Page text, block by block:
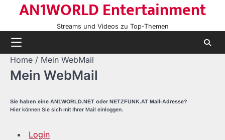
content
AN1WORLD Entertainment
Streams und Videos zu Top-Themen
Home Mein WebMail
Mein WebMail
Sie haben eine AN1WORLD.NET oder NETZFUNK.AT Mail-Adresse?
Hier können Sie sich mit Ihrer Mail einloggen.
Login